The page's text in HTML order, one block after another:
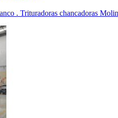
. Trituradoras chancadoras